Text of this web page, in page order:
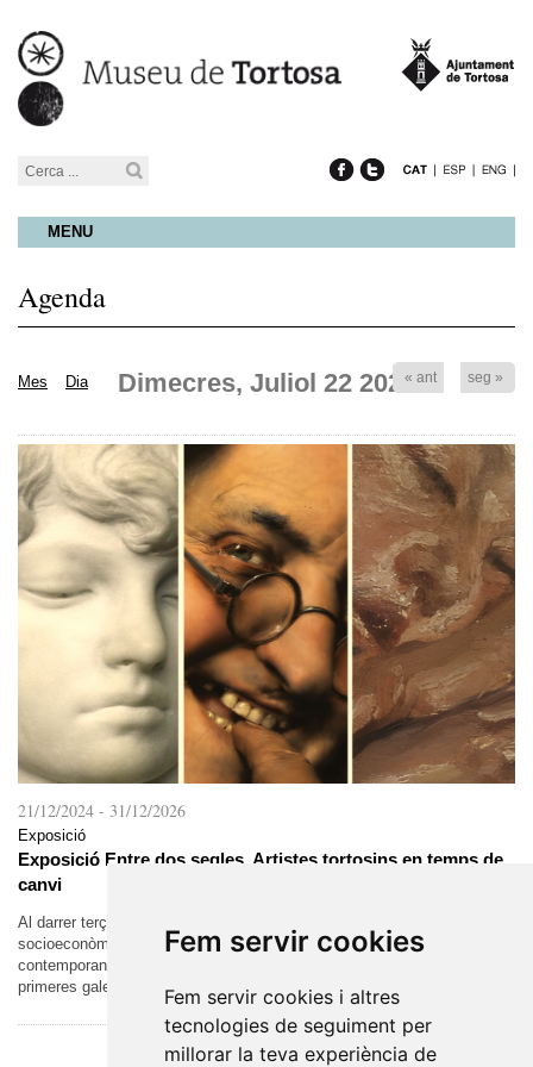
Fem servir cookies
Fem servir cookies i altres
tecnologies de seguiment per
millorar la teva experiència de
MENU
Agenda
Mes Dia « ant
Dimecres, Juliol 22 2026 seg »
21/12/2024 - 31/12/2026
Exposició
Exposició Entre dos segles. Artistes tortosins en temps de
canvi
Al darrer terç del segle XIX, es van donar les condicions
socioeconòmiques que van permetre la formació del món artístic
contemporani. L’augment de la demanda va permetre l’aparició de les
primeres galeries i el...